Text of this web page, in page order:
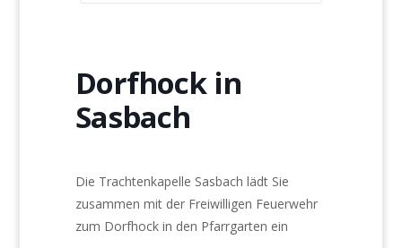
Dorfhock in
Sasbach
Die Trachtenkapelle Sasbach lädt Sie
zusammen mit der Freiwilligen Feuerwehr
zum Dorfhock in den Pfarrgarten ein